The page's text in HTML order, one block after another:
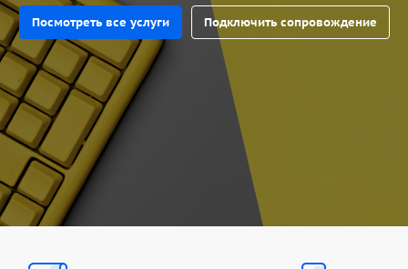
Посмотреть все услуги Подключить сопровождение